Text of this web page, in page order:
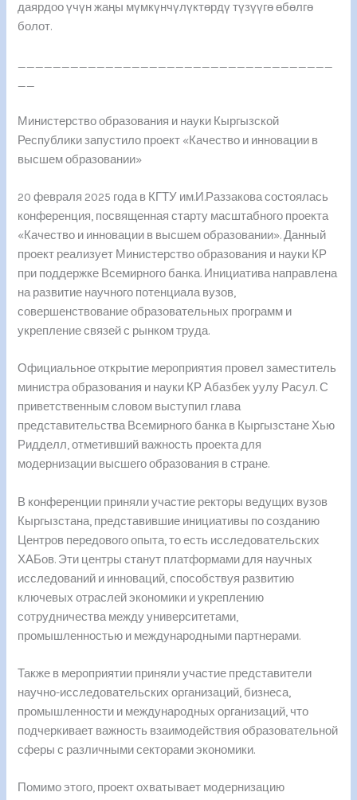
даярдоо үчүн жаңы мүмкүнчүлүктөрдү түзүүгө өбөлгө
болот.
____________________________________
__
Министерство образования и науки Кыргызской
Республики запустило проект «Качество и инновации в
высшем образовании»
20 февраля 2025 года в КГТУ им.И.Раззакова состоялась
конференция, посвященная старту масштабного проекта
«Качество и инновации в высшем образовании». Данный
проект реализует Министерство образования и науки КР
при поддержке Всемирного банка. Инициатива направлена
на развитие научного потенциала вузов,
совершенствование образовательных программ и
укрепление связей с рынком труда.
Официальное открытие мероприятия провел заместитель
министра образования и науки КР Абазбек уулу Расул. С
приветственным словом выступил глава
представительства Всемирного банка в Кыргызстане Хью
Ридделл, отметивший важность проекта для
модернизации высшего образования в стране.
В конференции приняли участие ректоры ведущих вузов
Кыргызстана, представившие инициативы по созданию
Центров передового опыта, то есть исследовательских
ХАБов. Эти центры станут платформами для научных
исследований и инноваций, способствуя развитию
ключевых отраслей экономики и укреплению
сотрудничества между университетами,
промышленностью и международными партнерами.
Также в мероприятии приняли участие представители
научно-исследовательских организаций, бизнеса,
промышленности и международных организаций, что
подчеркивает важность взаимодействия образовательной
сферы с различными секторами экономики.
Помимо этого, проект охватывает модернизацию